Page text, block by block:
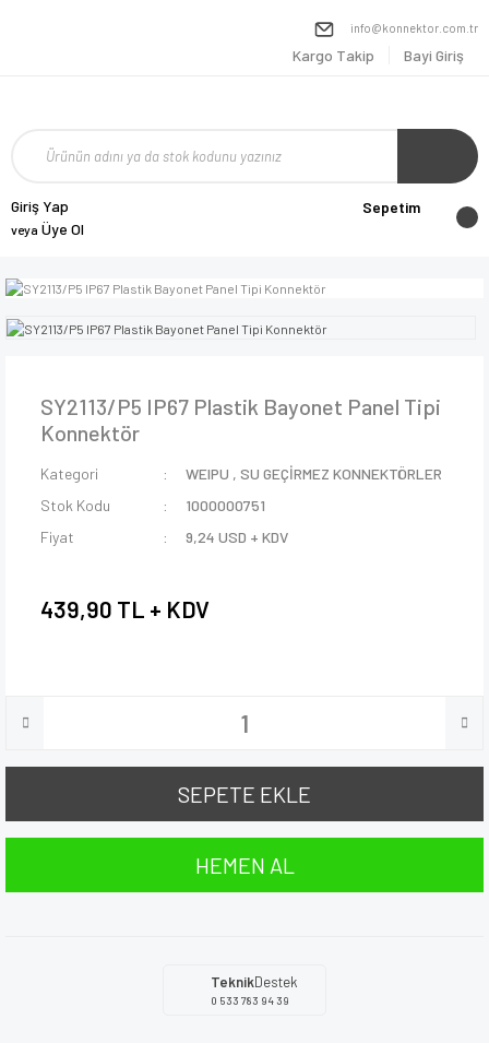
info@konnektor.com.tr
Kargo Takip Bayi Giriş
Giriş Yap
veya Üye Ol
Sepetim
SY2113/P5 IP67 Plastik Bayonet Panel Tipi
Konnektör
Kategori WEIPU ,SU GEÇİRMEZ KONNEKTÖRLER
Stok Kodu
1000000751
Fiyat
9,24 USD + KDV
439,90 TL + KDV
SEPETE EKLE
HEMEN AL
TeknikDestek
0 533 783 94 39